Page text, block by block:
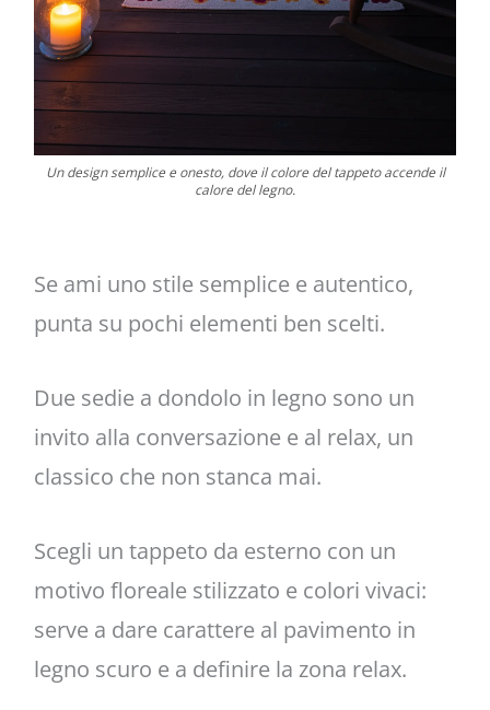
Un design semplice e onesto, dove il colore del tappeto accende il
calore del legno.
Se ami uno stile semplice e autentico,
punta su pochi elementi ben scelti.
Due sedie a dondolo in legno sono un
invito alla conversazione e al relax, un
classico che non stanca mai.
Scegli un tappeto da esterno con un
motivo floreale stilizzato e colori vivaci:
serve a dare carattere al pavimento in
legno scuro e a definire la zona relax.